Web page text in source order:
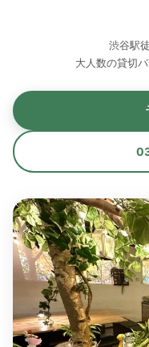
渋谷駅
大人数の貸切